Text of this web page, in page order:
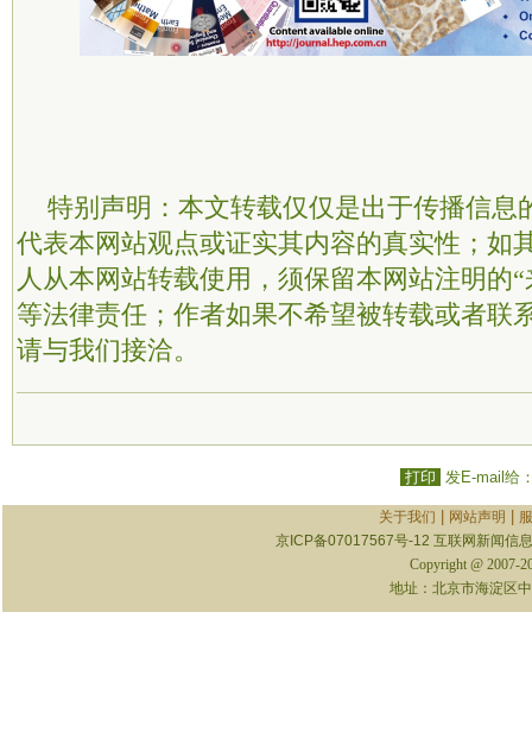
特别声明：本文转载仅仅是出于传播信息
代表本网站观点或证实其内容的真实性；如
人从本网站转载使用，须保留本网站注明的
等法律责任；作者如果不希望被转载或者联
请与我们接洽。
打印 发E-mail给
关于我们 网站声明
京ICP备07017567号-12 互联网新闻信
Copyright @ 2007-
地址：北京市海淀区